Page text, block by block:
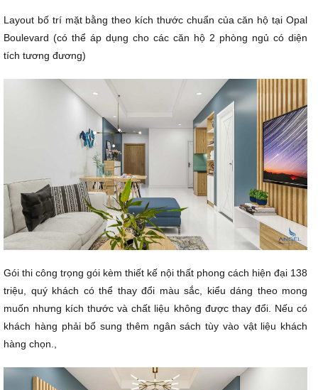
Layout bố trí mặt bằng theo kích thước chuẩn của căn hộ tại Opal
Boulevard (có thể áp dụng cho các căn hộ 2 phòng ngủ có diện
tích tương đương)
Gói thi công trọng gói kèm thiết kế nội thất phong cách hiện đại 138
triệu, quý khách có thể thay đổi màu sắc, kiểu dáng theo mong
muốn nhưng kích thước và chất liệu không được thay đổi. Nếu có
khách hàng phải bổ sung thêm ngân sách tùy vào vật liệu khách
hàng chọn.,